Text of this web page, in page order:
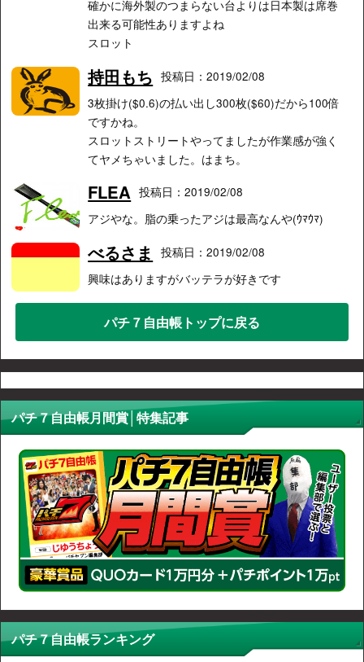
確かに海外製のつまらない台よりは日本製は席巻
出来る可能性ありますよね
スロット
持田もち 投稿日：2019/02/08
3枚掛け($0.6)の払い出し300枚($60)だから100倍
ですかね。
スロットストリートやってましたが作業感が強く
てヤメちゃいました。はまち。
FLEA 投稿日：2019/02/08
アジやな。脂の乗ったアジは最高なんや(ｳﾏｳﾏ)
べるさま
投稿日：2019/02/08
興味はありますがバッテラが好きです
パチ７自由帳トップに戻る
パチ７自由帳月間賞│特集記事
パチ７自由帳ランキング